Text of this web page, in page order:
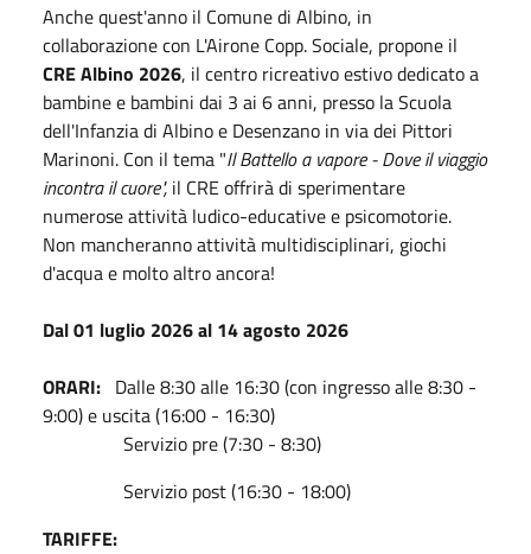
Anche quest'anno il Comune di Albino, in
collaborazione con L'Airone Copp. Sociale, propone il
CRE Albino 2026, il centro ricreativo estivo dedicato a
bambine e bambini dai 3 ai 6 anni, presso la Scuola
dell'Infanzia di Albino e Desenzano in via dei Pittori
Marinoni. Con il tema "Il Battello a vapore - Dove il viaggio
incontra il cuore", il CRE offrirà di sperimentare
numerose attività ludico-educative e psicomotorie.
Non mancheranno attività multidisciplinari, giochi
d'acqua e molto altro ancora!
Dal 01 luglio 2026 al 14 agosto 2026
ORARI: Dalle 8:30 alle 16:30 (con ingresso alle 8:30 -
9:00) e uscita (16:00 - 16:30)
Servizio pre (7:30 - 8:30)
Servizio post (16:30 - 18:00)
TARIFFE: